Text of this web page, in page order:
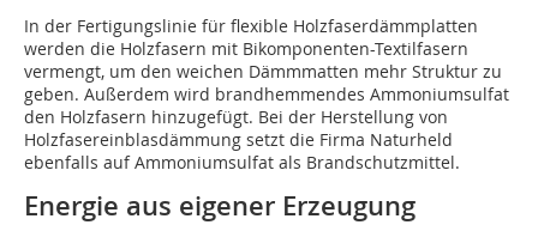
In der Fertigungslinie für flexible Holzfaserdämmplatten
werden die Holzfasern mit Bikomponenten-Textilfasern
vermengt, um den weichen Dämmmatten mehr Struktur zu
geben. Außerdem wird brandhemmendes Ammoniumsulfat
den Holzfasern hinzugefügt. Bei der Herstellung von
Holzfasereinblasdämmung setzt die Firma Naturheld
ebenfalls auf Ammoniumsulfat als Brandschutzmittel.
Energie aus eigener Erzeugung